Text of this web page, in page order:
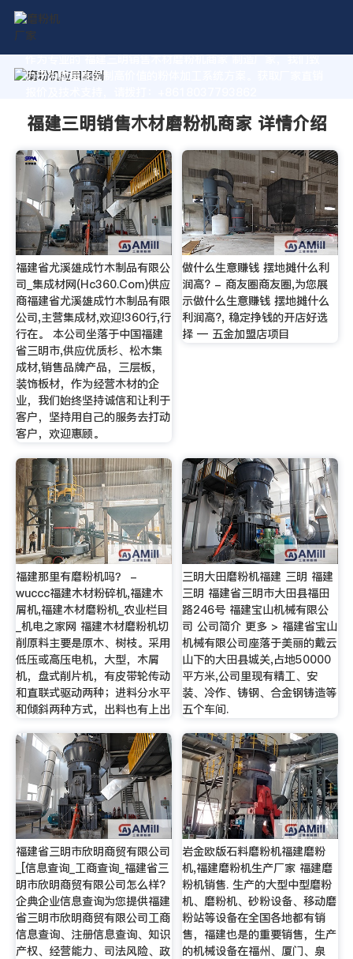
作为专业的 福建三明销售木材磨粉机商家 制造厂家，我们致
力于为您量身定制高价值的粉体加工系统方案。获取厂家直销
福建三明销售木材磨粉机商家 详情介绍
福建省尤溪雄成竹木制品有限公
司_集成材网(Hc360.Com)供应
商福建省尤溪雄成竹木制品有限
公司,主营集成材,欢迎!360行,行
行在。 本公司坐落于中国福建
省三明市,供应优质杉、松木集
成材,销售品牌产品，三层板，
装饰板材，作为经营木材的企
业，我们始终坚持诚信和让利于
客户，坚持用自己的服务去打动
客户，欢迎惠顾。
做什么生意赚钱 摆地摊什么利
润高? - 商友圈商友圈,为您展
示做什么生意赚钱 摆地摊什么
利润高?, 稳定挣钱的开店好选
择 — 五金加盟店项目
福建那里有磨粉机吗？ -
wuccc福建木材粉碎机,福建木
屑机,福建木材磨粉机_农业栏目
_机电之家网 福建木材磨粉机切
削原料主要是原木、树枝。采用
低压或高压电机，大型，木屑
机，盘式削片机，有皮带轮传动
和直联式驱动两种；进料分水平
和倾斜两种方式，出料也有上出
三明大田磨粉机福建 三明 福建
三明 福建省三明市大田县福田
路246号 福建宝山机械有限公
司 公司简介 更多 > 福建省宝山
机械有限公司座落于美丽的戴云
山下的大田县城关,占地50000
平方米,公司里现有精工、安
装、冷作、铸钢、合金钢铸造等
五个车间.
福建省三明市欣明商贸有限公司
_[信息查询_工商查询_福建省三
明市欣明商贸有限公司怎么样?
企典企业信息查询为您提供福建
省三明市欣明商贸有限公司工商
信息查询、注册信息查询、知识
产权、经营能力、司法风险、政
岩金欧版石料磨粉机福建磨粉
机,福建磨粉机生产厂家 福建磨
粉机销售. 生产的大型中型磨粉
机、磨粉机、砂粉设备、移动磨
粉站等设备在全国各地都有销
售，福建也是的重要销售，生产
的机械设备在福州、厦门、泉